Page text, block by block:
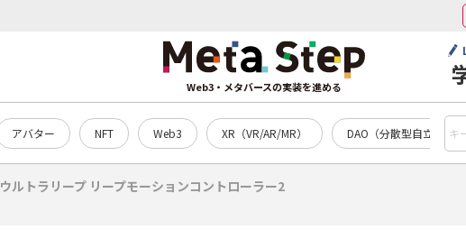
Web3・メタバースの実装を進める
アバター NFT Web3 XR（VR/AR/MR） DAO（分散型自立組織）
ウルトラリープ リープモーションコントローラー2